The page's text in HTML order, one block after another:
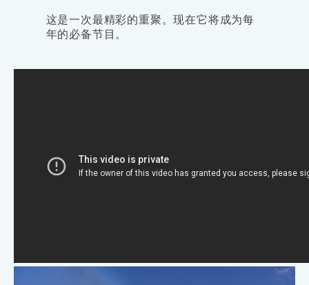
这是一次最精彩的重聚。现在它将成为每
年的必备节目。